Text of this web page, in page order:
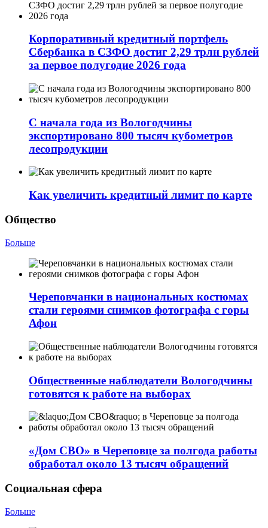
Корпоративный кредитный портфель
Сбербанка в СЗФО достиг 2,29 трлн рублей
за первое полугодие 2026 года
С начала года из Вологодчины
экспортировано 800 тысяч кубометров
лесопродукции
Как увеличить кредитный лимит по карте
Общество
Больше
Череповчанки в национальных костюмах
стали героями снимков фотографа с горы
Афон
Общественные наблюдатели Вологодчины
готовятся к работе на выборах
«Дом СВО» в Череповце за полгода работы
обработал около 13 тысяч обращений
Социальная сфера
Больше